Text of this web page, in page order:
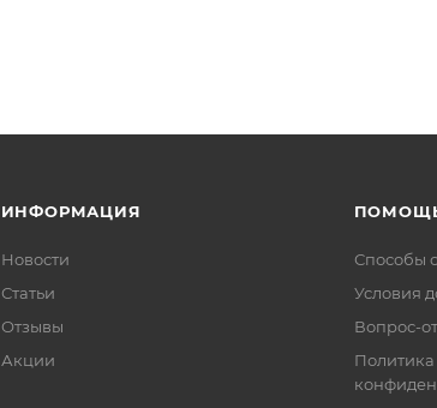
ИНФОРМАЦИЯ
Новости
Статьи
Отзывы
Акции
Способы
Условия
Вопрос-
Политика